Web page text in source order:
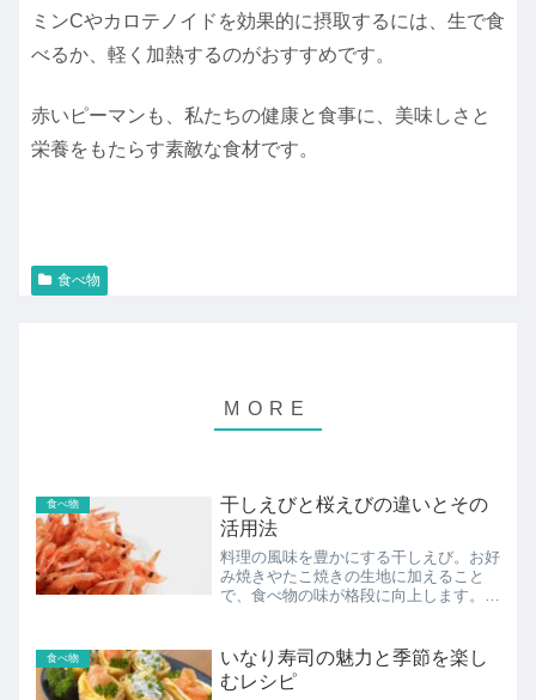
ミンCやカロテノイドを効果的に摂取するには、生で食
べるか、軽く加熱するのがおすすめです。
赤いピーマンも、私たちの健康と食事に、美味しさと
栄養をもたらす素敵な食材です。
食べ物
食べ物
干しえびと桜えびの違いとその
活用法
料理の風味を豊かにする干しえび。お好
み焼きやたこ焼きの生地に加えること
で、食べ物の味が格段に向上します。桜
格の手頃さで干しえびが一般的によく使
われますが、味の差が大きけ...
食べ物
いなり寿司の魅力と季節を楽し
むレシピ